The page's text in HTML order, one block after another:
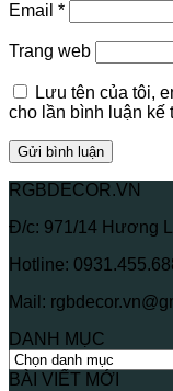
Email *
Trang web
Lưu tên của tôi,
cho lần bình luận kế
RGBDECOR.VN
Đ/c: 971/14 Hương
Hotline:
Mail:
DANH MỤC
DANH
MỤC
BÀI VIẾT MỚI